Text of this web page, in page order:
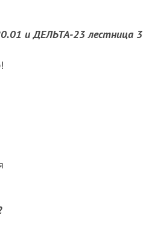
и ДЕЛЬТА-23 лестница 3